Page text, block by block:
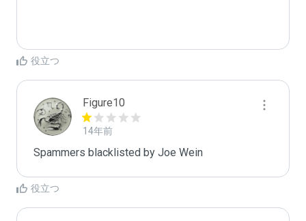
役立つ
Figure10
14年前
Spammers blacklisted by Joe Wein
役立つ